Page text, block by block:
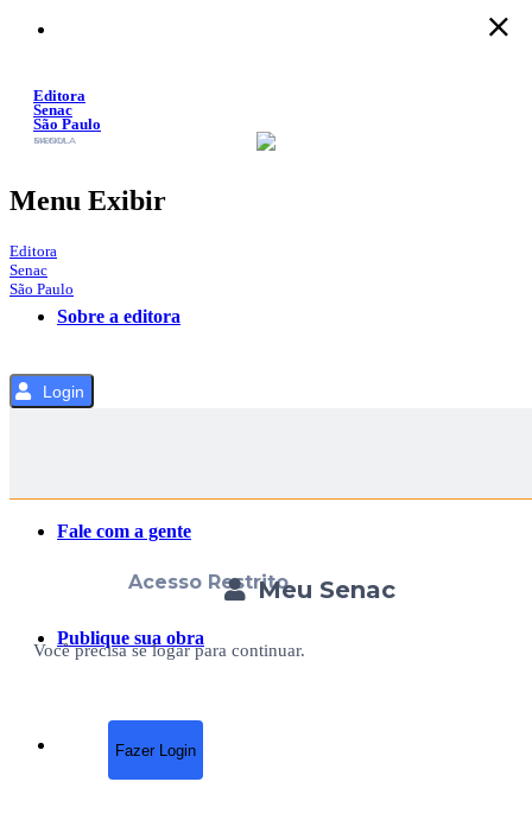
Conteúdo
Editora
Senac
São Paulo
SACOLA
MENU
Menu Exibir
Editora
Senac
São Paulo
Sobre a editora
Fale com a gente
Publique sua obra
Login
Meu Senac
Acesso Restrito
Você precisa se logar para continuar.
Fazer Login